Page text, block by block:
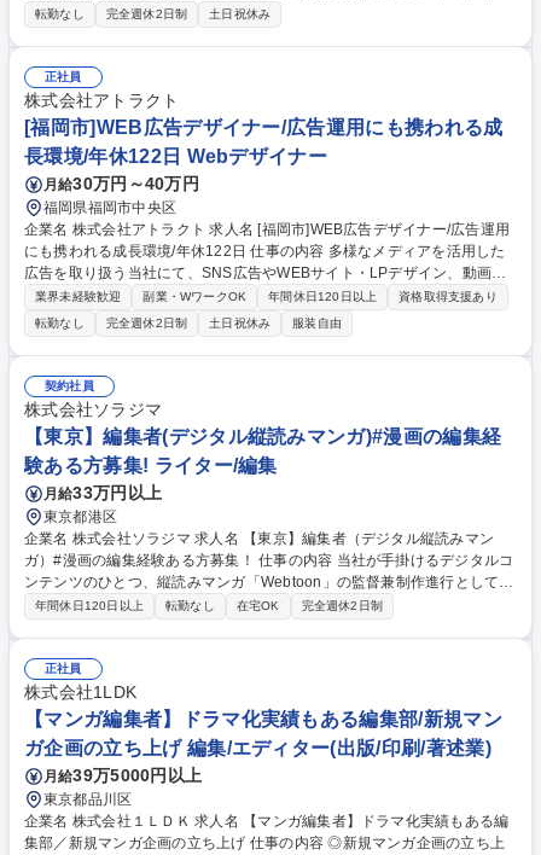
のヒットノベルを原作とした電子マンガ化(コミカライズ)の企画からリリ
エイター協業: 漫画家/クリエイター選定/スカウト/条件交渉■クオリティコ
ントロール: ネームや原稿のクオリティを最大化するためのフィードバッ
ク■PJTマネジメント: 入稿までのスケジュール管理・進捗管理■マーケテ
ィング連携: 宣伝・販促企画立案・実行■新規コンテンツ開発:オリジナル
漫画企画立案など0→1でのコンテンツ開発 募集職種 【マンガ編集】ヒッ
トを牽引する電子コミック「peep」編集者/フレックス◎
転勤なし 完全週休2日制 土日祝休み
正社員
株式会社アトラクト
[福岡市]WEB広告デザイナー/広告運用にも携われる成
長環境/年休122日 Webデザイナー
月給30万円～40万円
福岡県福岡市中央区
企業名 株式会社アトラクト 求人名 [福岡市]WEB広告デザイナー/広告運用
にも携われる成長環境/年休122日 仕事の内容 多様なメディアを活用した
広告を取り扱う当社にて、SNS広告やWEBサイト・LPデザイン、動画広
告などのクリエイティブ制作全般を担当いただきます。SNS広告や静止画
バナー、短尺の動画広告などの制作業務など。 ユーザーの心をつかむ表現
で、商品の魅力を伝え、購買につなげることがミッションです。案件によ
っては、効果測定やクリエイティブの改善提案なども行い、マーケティン
グ視点を養うことができます。 ■Instagram・TikTokなどSNS広告のバナ
ー・動画制作 ■短尺SNS動画などの編集・簡易制作 ■効果測定やクリエイ
ティブ改善の企画・提案 ■将来的な広告運用への挑戦も可能 募集職種 [福
岡市]WEB広告デザイナー/広告運用にも携われる成長環境/年休122日
業界未経験歓迎 副業・WワークOK 年間休日120日以上
資格取得支援あり
転勤なし
完全週休2日制 土日祝休み 服装自由
契約社員
株式会社ソラジマ
【東京】編集者(デジタル縦読みマンガ)#漫画の編集経
験ある方募集! ライター/編集
月給33万円以上
東京都港区
企業名 株式会社ソラジマ 求人名 【東京】編集者（デジタル縦読みマン
ガ）#漫画の編集経験ある方募集！ 仕事の内容 当社が手掛けるデジタルコ
ンテンツのひとつ、縦読みマンガ「Webtoon」の監督兼制作進行としてチ
ームを率いて熱狂的な大ヒット漫画を生み出す仕事です。漫画編集経験者
成/キービジュアル作成 ■制作ディレクション：制作工程の管理(脚本/ネー
ム/人物線画/人物着彩/背景/仕上げ)をクリエイターと実施 ■チームメンバー
マネジメント：制作チームの管理 ■分析、次の作品へ：納品した作品がど
の層にヒットしたか等を分析し、新たなヒット作品を生み出すために上記
の流れを繰り返します 募集職種 【東京】編集者（デジタル縦読みマン
ガ）#漫画の編集経験ある方募集！
年間休日120日以上 転勤なし 在宅OK 完全週休2日制
正社員
株式会社1LDK
【マンガ編集者】ドラマ化実績もある編集部/新規マン
ガ企画の立ち上げ 編集/エディター(出版/印刷/著述業)
月給39万5000円以上
東京都品川区
企業名 株式会社１ＬＤＫ 求人名 【マンガ編集者】ドラマ化実績もある編
集部／新規マンガ企画の立ち上げ 仕事の内容 ◎新規マンガ企画の立ち上